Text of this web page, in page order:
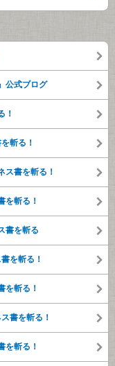
公式ブログ
！
斬る！
ス書を斬る！
を斬る！
書を斬る
を斬る！
を斬る！
書を斬る！
を斬る！